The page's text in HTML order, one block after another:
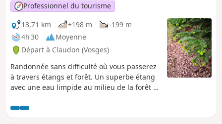
Professionnel du tourisme
13,71 km
+198 m
-199 m
4h 30
Moyenne
Départ à Claudon (Vosges)
Randonnée sans difficulté où vous passerez
à travers étangs et forêt. Un superbe étang
avec une eau limpide au milieu de la forêt à
Résidence de Clairey pour y découvrir le
patrimoine artisanal de la vallée.